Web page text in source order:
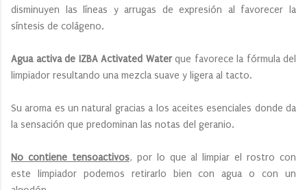
disminuyen las líneas y arrugas de expresión al favorecer la
síntesis de colágeno.
Agua activa de IZBA Activated Waterque favorece la fórmula del
limpiador resultando una mezcla suave y ligera al tacto.
Su aroma es un natural gracias a los aceites esenciales donde da
la sensación que predominan las notas del geranio.
No contiene tensoactivos, por lo que al limpiar el rostro con
este limpiador podemos retirarlo bien con agua o con un